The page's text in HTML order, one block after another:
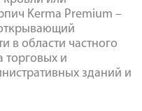
Kerma Premium –
в области частного
торговых и
зданий и